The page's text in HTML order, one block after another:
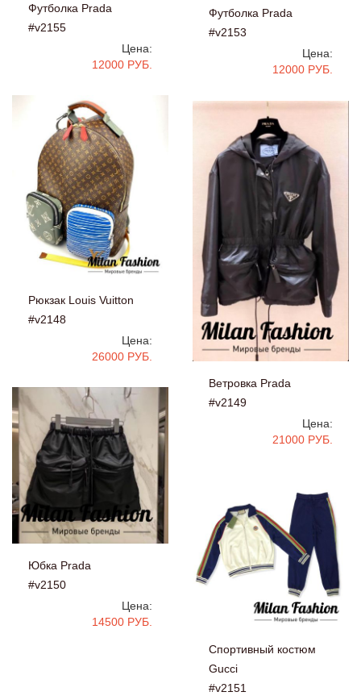
Футболка Prada
#v2155
Цена:
12000 РУБ.
Футболка Prada
#v2153
Цена:
12000 РУБ.
Рюкзак Louis Vuitton
#v2148
Цена:
26000 РУБ.
Ветровка Prada
#v2149
Цена:
21000 РУБ.
Юбка Prada
#v2150
Цена:
14500 РУБ.
Спортивный костюм
Gucci
#v2151